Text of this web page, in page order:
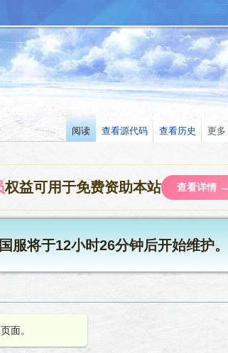
权益可用于免费资助本站 查看详情 →
服将于12小时26分钟后开始维护。
页面。
阅读 查看源代码 查看历史 更多